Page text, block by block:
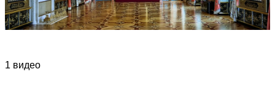
1 видео